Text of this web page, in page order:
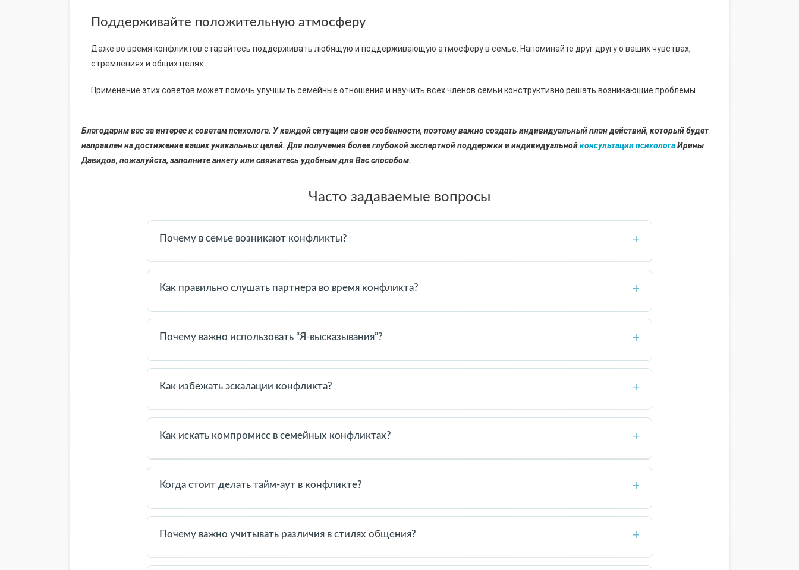
Поддерживайте положительную атмосферу
Даже во время конфликтов старайтесь поддерживать любящую и поддерживающую атмосферу в семье. Напоминайте друг другу о ваших чувствах,
стремлениях и общих целях.
Применение этих советов может помочь улучшить семейные отношения и научить всех членов семьи конструктивно решать возникающие проблемы.
Благодарим вас за интерес к советам психолога. У каждой ситуации свои особенности, поэтому важно создать индивидуальный план действий, который будет
направлен на достижение ваших уникальных целей. Для получения более глубокой экспертной поддержки и индивидуальнойконсультации психологаИрины
Давидов, пожалуйста, заполните анкету или свяжитесь удобным для Вас способом.
Часто задаваемые вопросы
Почему в семье возникают конфликты? +
Конфликты — естественная часть семейной жизни. Они возникают из-за различий в характере, ожиданиях, эмоциях и
способах общения. Важно не избегать конфликтов, а учиться правильно их решать.
Как правильно слушать партнера во время конфликта? +
Слушайте внимательно, не перебивая. Покажите, что вы слышите и понимаете эмоции партнера. Активное слушание
помогает снизить напряжение и быстрее найти решение.
Почему важно использовать “Я-высказывания”? +
“Я-высказывания” помогают выразить чувства без обвинений. Это снижает защитную реакцию партнера и делает
обсуждение более спокойным и конструктивным.
Как избежать эскалации конфликта? +
Контролируйте тон, избегайте криков и оскорблений, делайте паузы при необходимости. Спокойствие взрослого
помогает быстрее разрешить ситуацию.
Как искать компромисс в семейных конфликтах? +
Компромисс — это соглашение, которое удовлетворяет обе стороны. Он помогает уважать потребности друг друга и
находить решения, полезные для всей семьи.
Когда стоит делать тайм-аут в конфликте? +
Если эмоции слишком сильные, обсуждение перестает быть конструктивным. Перерыв на 10–20 минут помогает
остыть, собрать мысли и продолжить разговор спокойнее.
Почему важно учитывать различия в стилях общения? +
Люди по-разному выражают эмоции и воспринимают информацию. Понимание этих различий предотвращает